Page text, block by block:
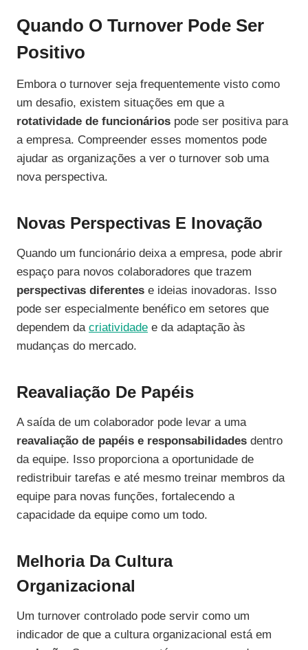
Quando O Turnover Pode Ser
Positivo
Embora o turnover seja frequentemente visto como
um desafio, existem situações em que a
rotatividade de funcionários pode ser positiva para
a empresa. Compreender esses momentos pode
ajudar as organizações a ver o turnover sob uma
nova perspectiva.
Novas Perspectivas E Inovação
Quando um funcionário deixa a empresa, pode abrir
espaço para novos colaboradores que trazem
perspectivas diferentes e ideias inovadoras. Isso
pode ser especialmente benéfico em setores que
dependem da criatividade e da adaptação às
mudanças do mercado.
Reavaliação De Papéis
A saída de um colaborador pode levar a uma
reavaliação de papéis e responsabilidades dentro
da equipe. Isso proporciona a oportunidade de
redistribuir tarefas e até mesmo treinar membros da
equipe para novas funções, fortalecendo a
capacidade da equipe como um todo.
Melhoria Da Cultura
Organizacional
Um turnover controlado pode servir como um
indicador de que a cultura organizacional está em